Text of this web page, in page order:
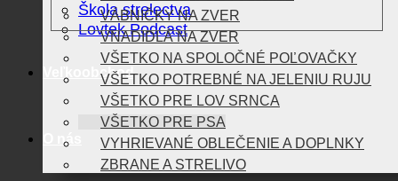
Škola strelectva
Lovtek Podcast
Veľkoobchod
O nás
VÁBNIČKY NA ZVER
VNADIDLÁ NA ZVER
VŠETKO NA SPOLOČNÉ POĽOVAČKY
VŠETKO POTREBNÉ NA JELENIU RUJU
VŠETKO PRE LOV SRNCA
VŠETKO PRE PSA
VYHRIEVANÉ OBLEČENIE A DOPLNKY
ZBRANE A STRELIVO